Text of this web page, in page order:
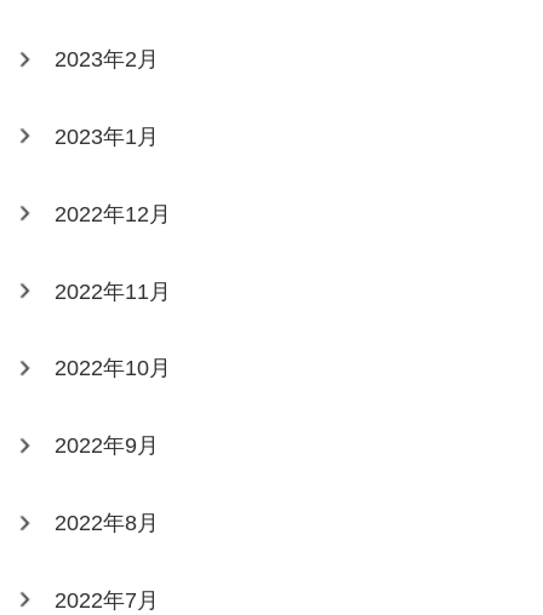
2023年2月
2023年1月
2022年12月
2022年11月
2022年10月
2022年9月
2022年8月
2022年7月